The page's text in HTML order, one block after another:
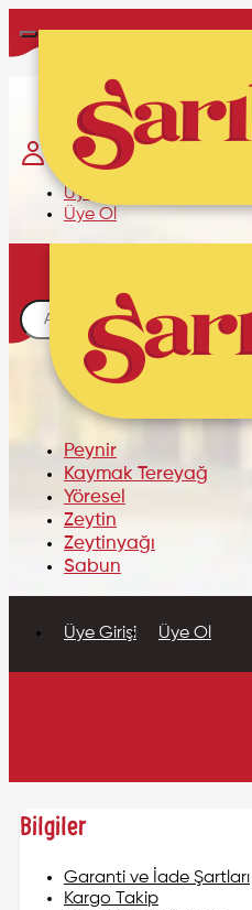
Hakkımızda
İletişim
Üye Girişi
Üye Ol
Peynir
Kaymak Tereyağ
Yöresel
Zeytin
Zeytinyağı
Sabun
Üye Girişi Üye Ol
Bilgiler
Garanti ve İade Şartları
Kargo Takip